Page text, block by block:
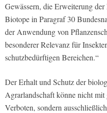
Gewässern, die Erweiterung
Biotope in Paragraf 30
der Anwendung von
besonderer Relevanz für
schutzbedürftigen Bereichen.“
Der Erhalt und Schutz der
Agrarlandschaft könne nicht
Verboten, sondern